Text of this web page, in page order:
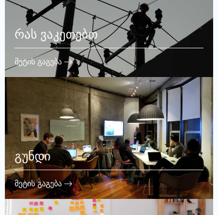
რას ვაკეთებთ
მეტის გაგება
გუნდი
მეტის გაგება